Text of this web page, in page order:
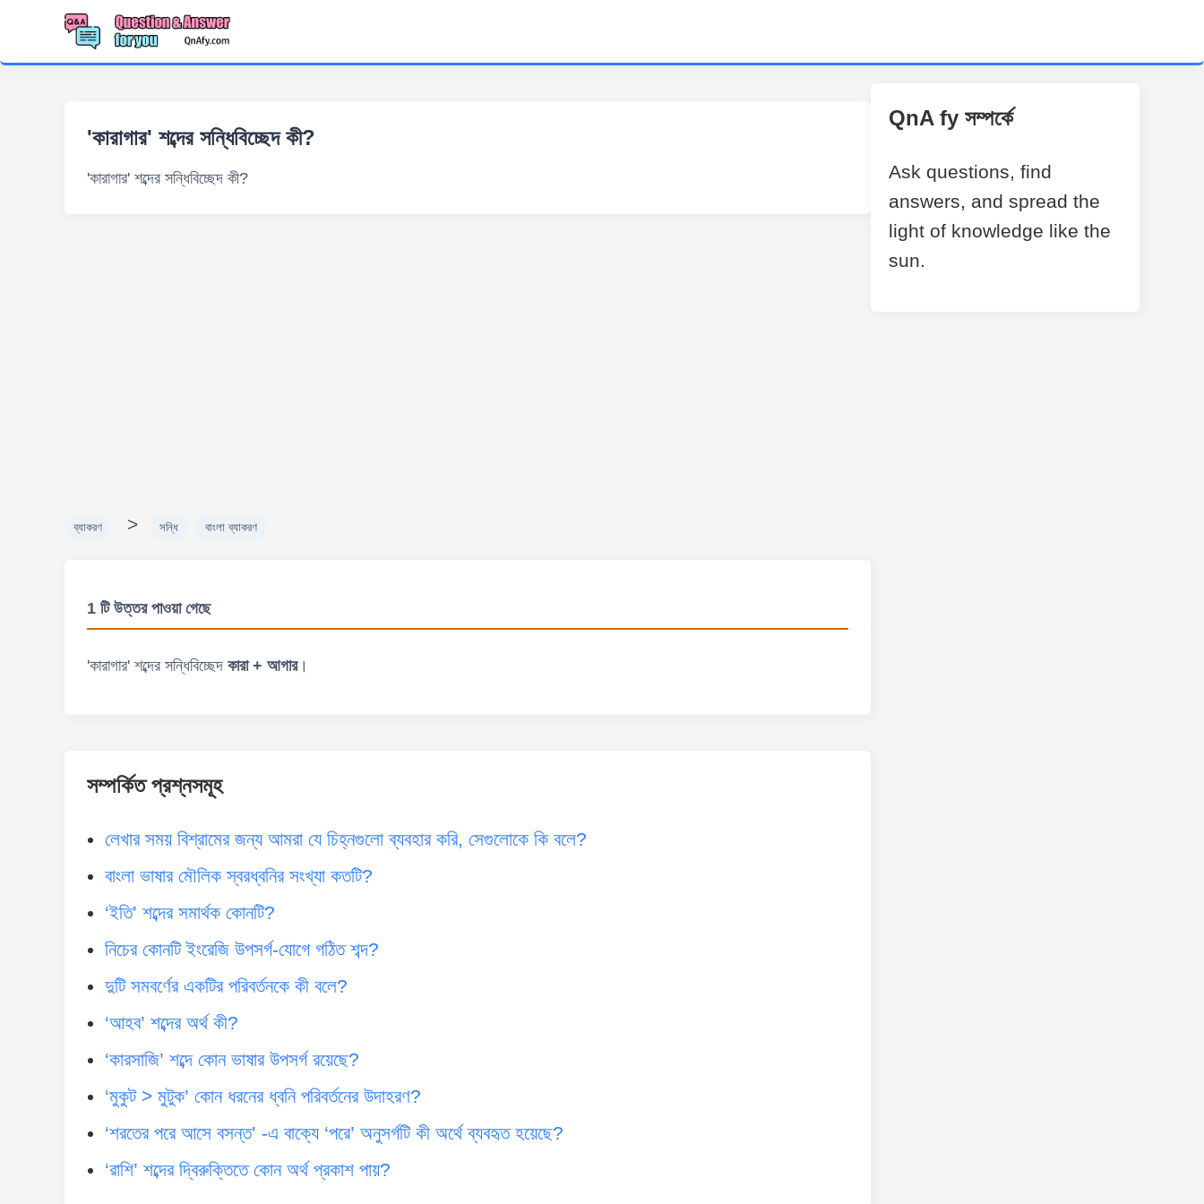
'কারাগার' শব্দের সন্ধিবিচ্ছেদ কী?
'কারাগার' শব্দের সন্ধিবিচ্ছেদ কী?
ব্যাকরণ > সন্ধি বাংলা ব্যাকরণ
1 টি উত্তর পাওয়া গেছে
'কারাগার' শব্দের সন্ধিবিচ্ছেদ কারা + আগার।
সম্পর্কিত প্রশ্নসমূহ
লেখার সময় বিশ্রামের জন্য আমরা যে চিহ্নগুলো ব্যবহার করি, সেগুলোকে কি বলে?
বাংলা ভাষার মৌলিক স্বরধ্বনির সংখ্যা কতটি?
‘ইতি’ শব্দের সমার্থক কোনটি?
নিচের কোনটি ইংরেজি উপসর্গ-যোগে গঠিত শব্দ?
দুটি সমবর্ণের একটির পরিবর্তনকে কী বলে?
‘আহব’ শব্দের অর্থ কী?
‘কারসাজি’ শব্দে কোন ভাষার উপসর্গ রয়েছে?
‘মুকুট > মুটুক’ কোন ধরনের ধ্বনি পরিবর্তনের উদাহরণ?
‘শরতের পরে আসে বসন্ত’ -এ বাক্যে ‘পরে’ অনুসর্গটি কী অর্থে ব্যবহৃত হয়েছে?
‘রাশি’ শব্দের দ্বিরুক্তিতে কোন অর্থ প্রকাশ পায়?
QnA fy সম্পর্কে
Ask questions, find
answers, and spread the
light of knowledge like the
sun.